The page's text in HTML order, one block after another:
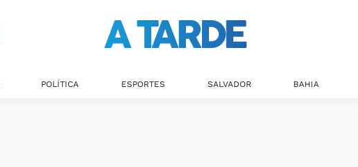
POLÍTICA ESPORTES SALVADOR BAHIA